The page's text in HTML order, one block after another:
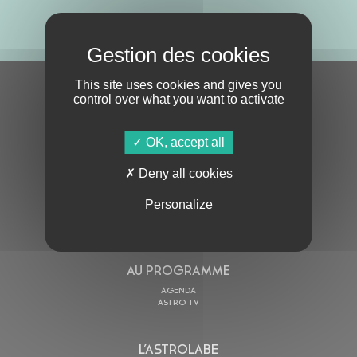
S'ABONNER À LA NEWSLETTER
AU PROGRAMME
AGENDA
ASTRO TV
L’ASTROLABE
This site uses cookies and gives you
control over what you want to activate
OK, accept all
Deny all cookies
Personalize